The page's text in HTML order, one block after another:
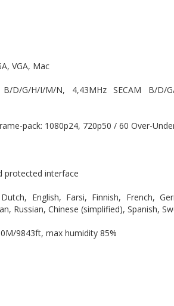
VGA, Mac
D/G/H/I/M/N, 4,43MHz SECAM B/D/
pack: 1080p24, 720p50 / 60 Over-
protected interface
English, Farsi, Finnish, French,
Russian, Chinese (simplified), Spanish,
9843ft, max humidity 85%